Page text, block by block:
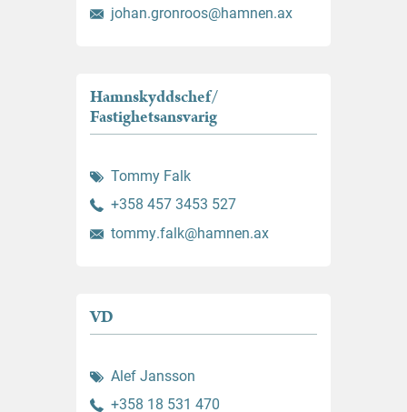
johan.gronroos@hamnen.ax
Hamnskyddschef/
Fastighetsansvarig
Tommy Falk
+358 457 3453 527
tommy.falk@hamnen.ax
VD
Alef Jansson
+358 18 531 470